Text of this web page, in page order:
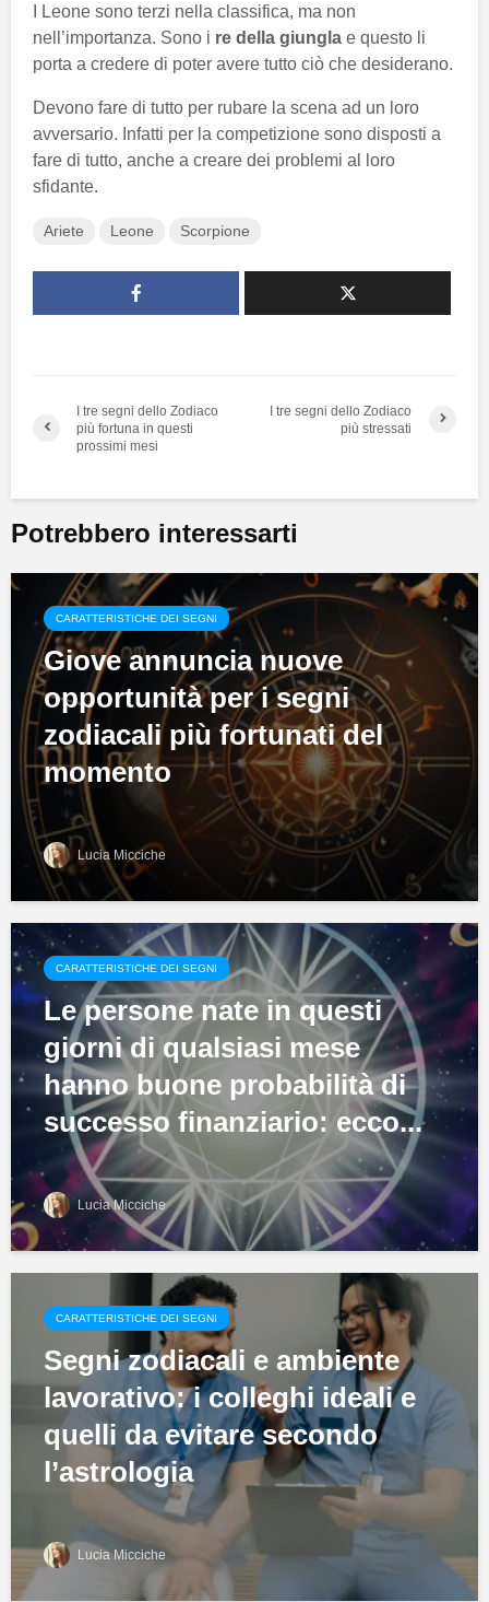
I Leone sono terzi nella classifica, ma non
nell’importanza. Sono i re della giungla e questo li
porta a credere di poter avere tutto ciò che desiderano.
Devono fare di tutto per rubare la scena ad un loro
avversario. Infatti per la competizione sono disposti a
fare di tutto, anche a creare dei problemi al loro
sfidante.
Ariete Leone Scorpione
I tre segni dello Zodiaco
più fortuna in questi
prossimi mesi
I tre segni dello Zodiaco
più stressati
Potrebbero interessarti
CARATTERISTICHE DEI SEGNI
Giove annuncia nuove
opportunità per i segni
zodiacali più fortunati del
momento
Lucia Micciche
CARATTERISTICHE DEI SEGNI
Le persone nate in questi
giorni di qualsiasi mese
hanno buone probabilità di
successo finanziario: ecco...
Lucia Micciche
CARATTERISTICHE DEI SEGNI
Segni zodiacali e ambiente
lavorativo: i colleghi ideali e
quelli da evitare secondo
l’astrologia
Lucia Micciche